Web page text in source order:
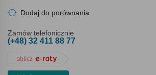
Dodaj do porównania
Zamów telefonicznie
(+48) 32 411 88 77